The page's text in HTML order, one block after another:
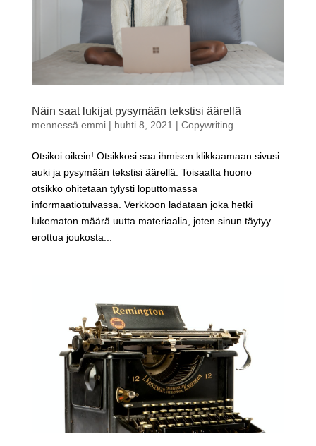
Näin saat lukijat pysymään tekstisi äärellä
mennessä emmi| huhti 8, 2021 | Copywriting
Otsikoi oikein! Otsikkosi saa ihmisen klikkaamaan sivusi
auki ja pysymään tekstisi äärellä. Toisaalta huono
otsikko ohitetaan tylysti loputtomassa
informaatiotulvassa. Verkkoon ladataan joka hetki
lukematon määrä uutta materiaalia, joten sinun täytyy
erottua joukosta...